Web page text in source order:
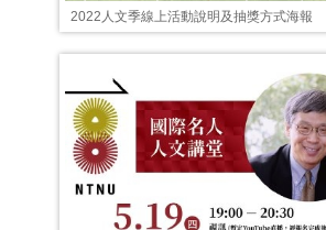
2022人文季線上活動說明及抽獎方式海報